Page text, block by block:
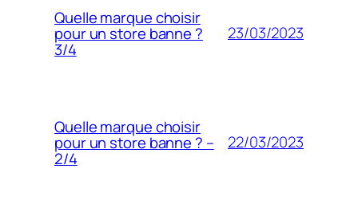
Quelle marque choisir
pour un store banne ?
3/4
23/03/2023
Quelle marque choisir
pour un store banne ? –
2/4
22/03/2023